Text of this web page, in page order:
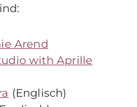
Arend
with Aprille
(Englisch)